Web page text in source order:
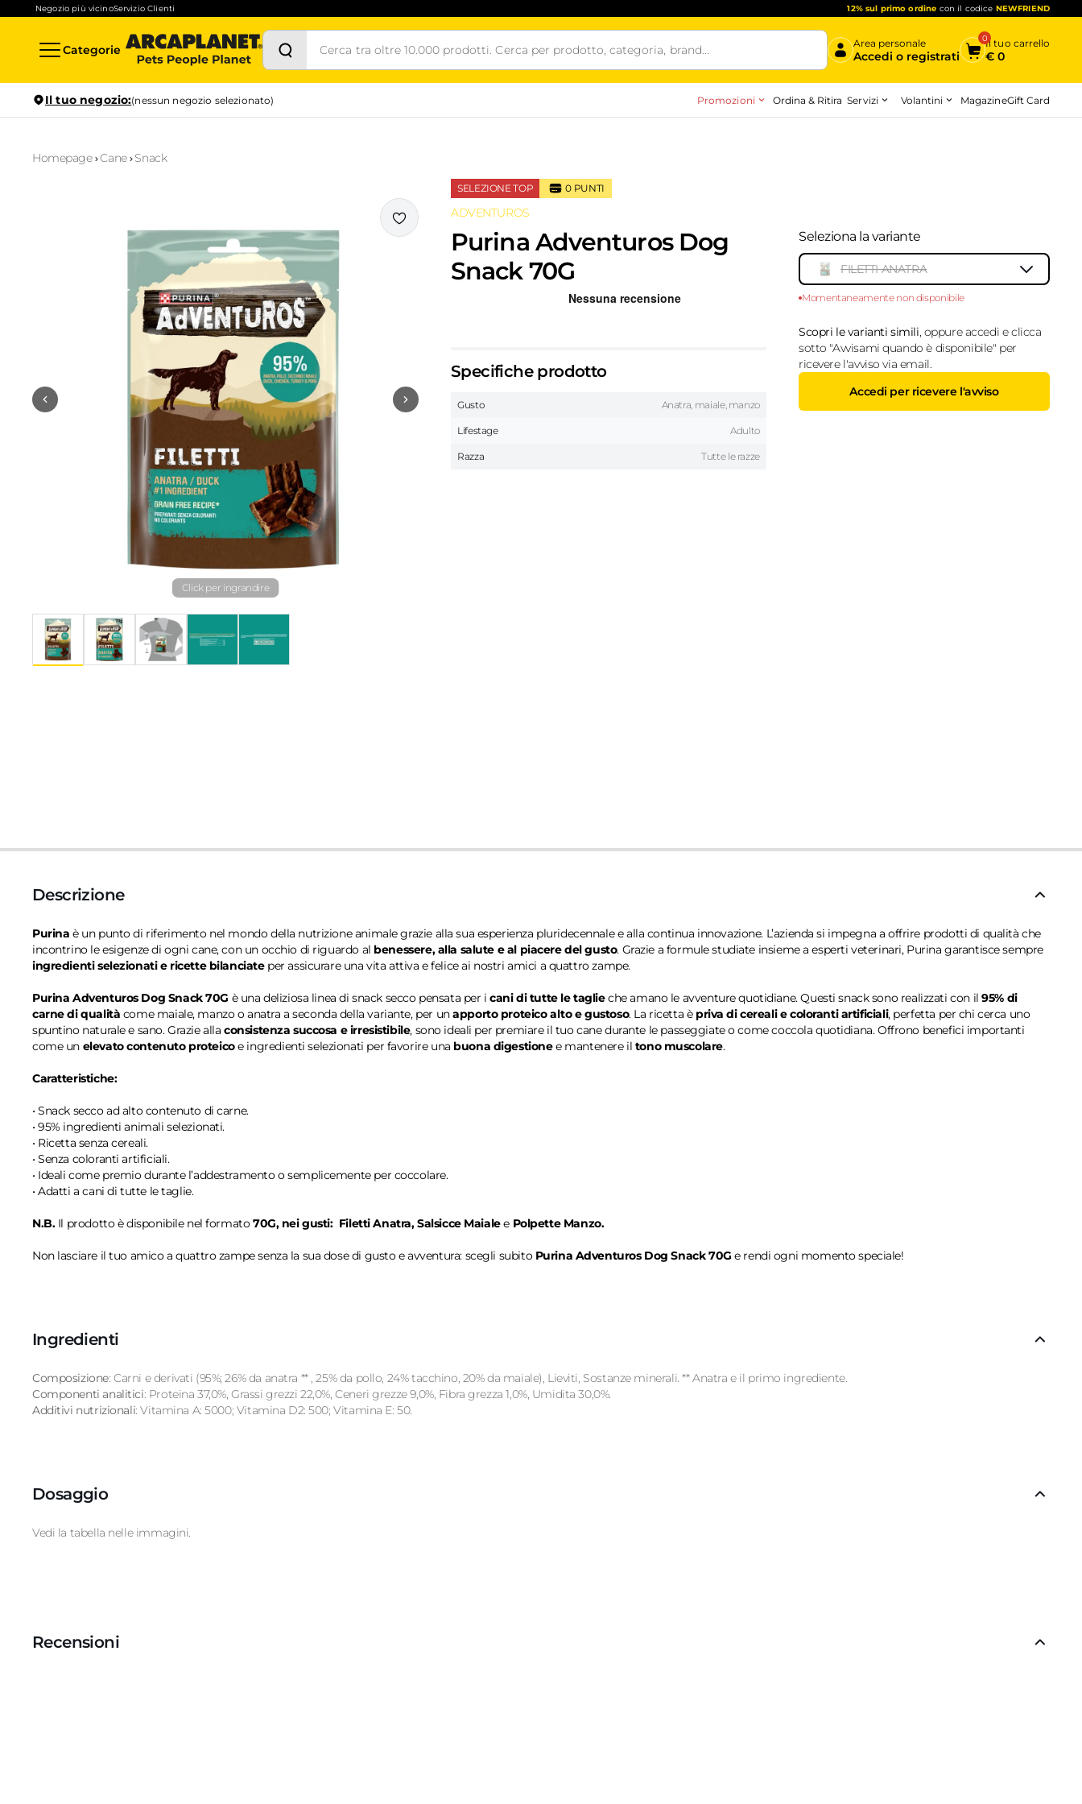
Negozio più vicinoServizio Clienti 12% sul primo ordine con il codice NEWFRIEND
Categorie Area personale
Accedi o registrati
0Il tuo carrello
€0
Il tuo negozio:(nessun negozio selezionato) Promozioni Ordina & Ritira Servizi Volantini MagazineGift Card
Homepage Cane Snack
SELEZIONE TOP 0PUNTI
ADVENTUROS
Purina Adventuros Dog
Snack 70G
Recensioni Truspilot del prodotto -top
Click per ingrandire
Seleziona la variante
FILETTI ANATRA
Momentaneamente non disponibile
Scopri le varianti simili, oppure accedi e clicca
sotto "Avvisami quando è disponibile" per
ricevere l'avviso via email.
Accedi per ricevere l'avviso
Specifiche prodotto
Gusto Anatra, maiale, manzo
Lifestage Adulto
Razza Tutte le razze
Descrizione
Purina è un punto di riferimento nel mondo della nutrizione animale grazie alla sua esperienza pluridecennale e alla continua innovazione. L’azienda si impegna a offrire prodotti di qualità che
incontrino le esigenze di ogni cane, con un occhio di riguardo al benessere, alla salute e al piacere del gusto. Grazie a formule studiate insieme a esperti veterinari, Purina garantisce sempre
ingredienti selezionati e ricette bilanciateper assicurare una vita attiva e felice ai nostri amici a quattro zampe.
Purina Adventuros Dog Snack 70G è una deliziosa linea di snack secco pensata per icani di tutte le taglieche amano le avventure quotidiane. Questi snack sono realizzati con il95% di
carne di qualità come maiale, manzo o anatra a seconda della variante, per unapporto proteico alto e gustoso. La ricetta è priva di cereali e coloranti artificiali, perfetta per chi cerca uno
spuntino naturale e sano. Grazie allaconsistenza succosa e irresistibile, sono ideali per premiare il tuo cane durante le passeggiate o come coccola quotidiana. Offrono benefici importanti
come un elevato contenuto proteicoe ingredienti selezionati per favorire una buona digestionee mantenere il tono muscolare.
Caratteristiche:
• Snack secco ad alto contenuto di carne.
• 95% ingredienti animali selezionati.
• Ricetta senza cereali.
• Senza coloranti artificiali.
• Ideali come premio durante l’addestramento o semplicemente per coccolare.
• Adatti a cani di tutte le taglie.
N.B. Il prodotto è disponibile nel formato70G, nei gusti: Filetti Anatra, Salsicce MaialeePolpette Manzo.
Non lasciare il tuo amico a quattro zampe senza la sua dose di gusto e avventura: scegli subito Purina Adventuros Dog Snack 70G e rendi ogni momento speciale!
Ingredienti
Composizione: Carni e derivati (95%; 26% da anatra ** , 25% da pollo, 24% tacchino, 20% da maiale), Lieviti, Sostanze minerali. ** Anatra e il primo ingrediente.
Componenti analitici: Proteina 37,0%, Grassi grezzi 22,0%, Ceneri grezze 9,0%, Fibra grezza 1,0%, Umidita 30,0%.
Additivi nutrizionali: Vitamina A: 5000; Vitamina D2: 500; Vitamina E: 50.
Dosaggio
Vedi la tabella nelle immagini.
Recensioni